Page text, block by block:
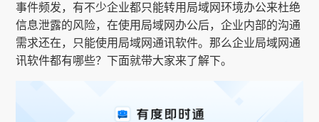
事件频发，有不少企业都只能转用局域网环境办公来杜绝
信息泄露的风险，在使用局域网办公后，企业内部的沟通
需求还在，只能使用局域网通讯软件。那么企业局域网通
讯软件都有哪些？下面就带大家来了解下。